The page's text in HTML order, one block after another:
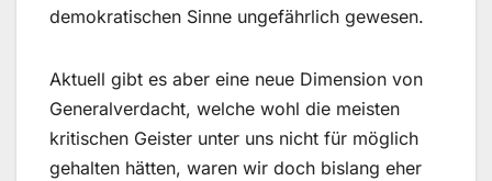
demokratischen Sinne ungefährlich gewesen.
Aktuell gibt es aber eine neue Dimension von
Generalverdacht, welche wohl die meisten
kritischen Geister unter uns nicht für möglich
gehalten hätten, waren wir doch bislang eher